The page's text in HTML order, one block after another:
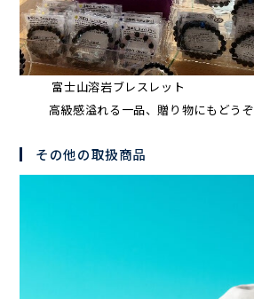
富士山溶岩ブレスレット
高級感溢れる一品、贈り物にもどうぞ
その他の取扱商品